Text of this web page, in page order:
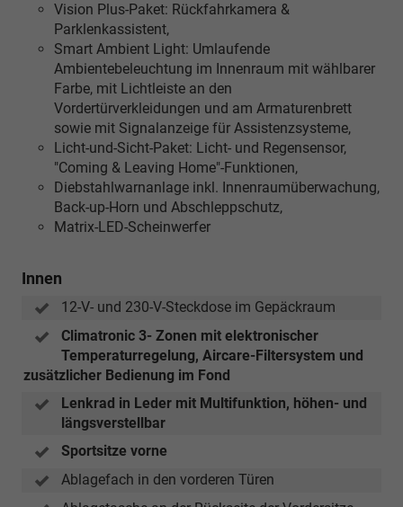
Vision Plus-Paket: Rückfahrkamera &
Parklenkassistent,
Smart Ambient Light: Umlaufende
Ambientebeleuchtung im Innenraum mit wählbarer
Farbe, mit Lichtleiste an den
Vordertürverkleidungen und am Armaturenbrett
sowie mit Signalanzeige für Assistenzsysteme,
Licht-und-Sicht-Paket: Licht- und Regensensor,
"Coming & Leaving Home"-Funktionen,
Diebstahlwarnanlage inkl. Innenraumüberwachung,
Back-up-Horn und Abschleppschutz,
Matrix-LED-Scheinwerfer
Innen
12-V- und 230-V-Steckdose im Gepäckraum
Climatronic 3- Zonen mit elektronischer
Temperaturregelung, Aircare-Filtersystem und
zusätzlicher Bedienung im Fond
Lenkrad in Leder mit Multifunktion, höhen- und
längsverstellbar
Sportsitze vorne
Ablagefach in den vorderen Türen